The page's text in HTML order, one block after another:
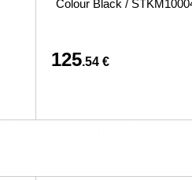
Colour Black /
125.54 €